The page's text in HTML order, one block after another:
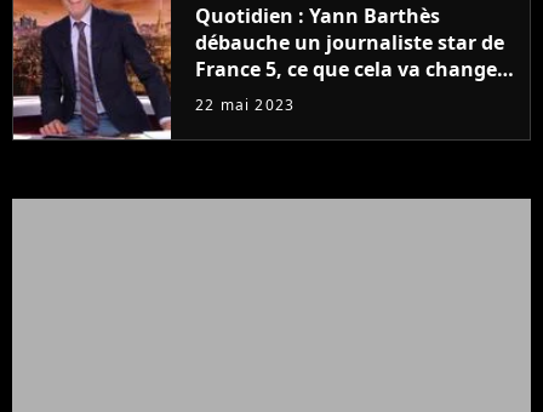
Quotidien : Yann Barthès
débauche un journaliste star de
France 5, ce que cela va changer
à la rentrée
22 mai 2023